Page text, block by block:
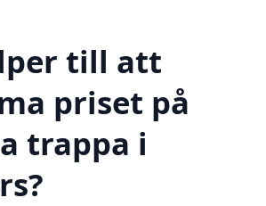
till att
priset på
trappa i